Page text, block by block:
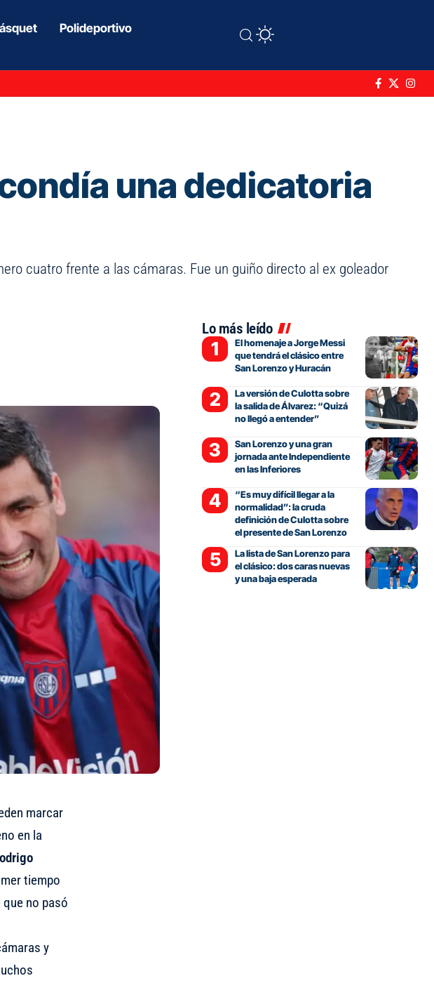
Polideportivo
una dedicatoria
cuatro frente a las cámaras. Fue un guiño directo al ex goleador
marcar
en la
tiempo
no pasó
y
Lo más leído
El homenaje a Jorge Messi
que tendrá el clásico entre
San Lorenzo y Huracán
La versión de Culotta sobre
la salida de Álvarez: “Quizá
no llegó a entender”
San Lorenzo y una gran
jornada ante Independiente
en las Inferiores
“Es muy difícil llegar a la
normalidad”: la cruda
definición de Culotta sobre
el presente de San Lorenzo
La lista de San Lorenzo para
el clásico: dos caras nuevas
y una baja esperada